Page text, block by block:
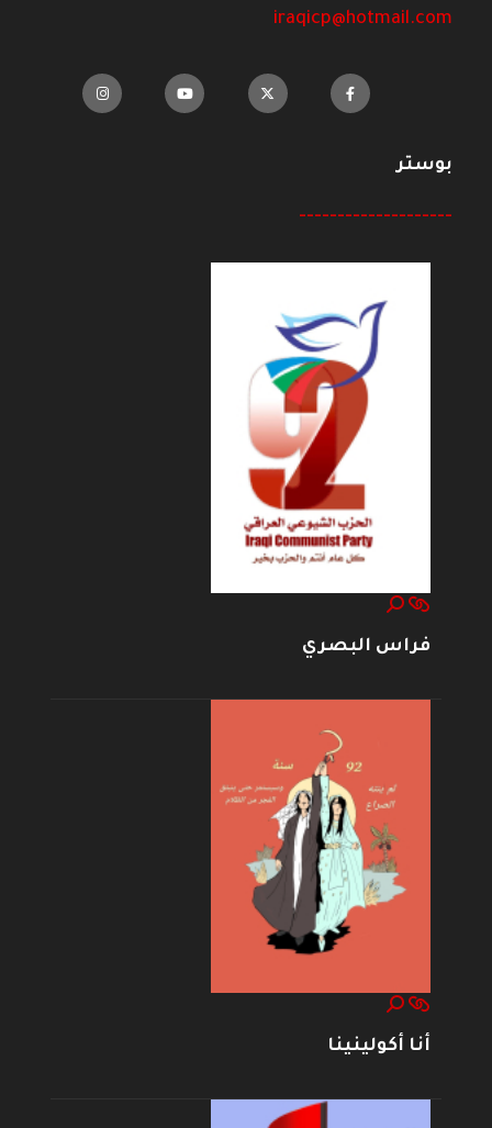
iraqicp@hotmail.com
بوستر
--------------------
فراس البصري
أنا أكولينينا